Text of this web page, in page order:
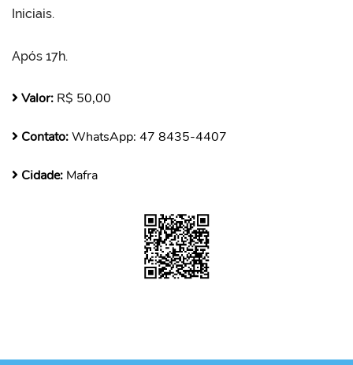
Iniciais.
Após 17h.
Valor: R$ 50,00
Contato:WhatsApp: 47 8435-4407
Cidade: Mafra